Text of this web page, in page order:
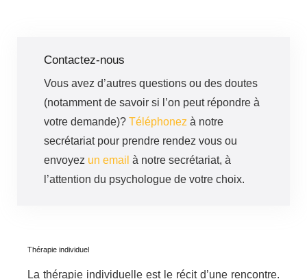
Contactez-nous
Vous avez d’autres questions ou des doutes
(notamment de savoir si l’on peut répondre à
votre demande)? Téléphonez à notre
secrétariat pour prendre rendez vous ou
envoyez un email à notre secrétariat, à
l’attention du psychologue de votre choix.
Thérapie individuel
La thérapie individuelle est le récit d’une rencontre.